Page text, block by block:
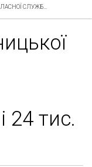
СЛУЖБ...
24 тис.